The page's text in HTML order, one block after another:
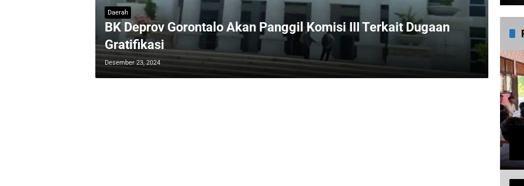
Daerah
BK Deprov Gorontalo Akan Panggil Komisi III Terkait Dugaan
Gratifikasi
Desember 23, 2024